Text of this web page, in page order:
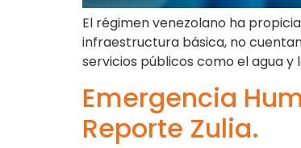
El régimen venezolano ha
infraestructura básica, no
servicios públicos como el agua y
Emergencia
Reporte Zulia.